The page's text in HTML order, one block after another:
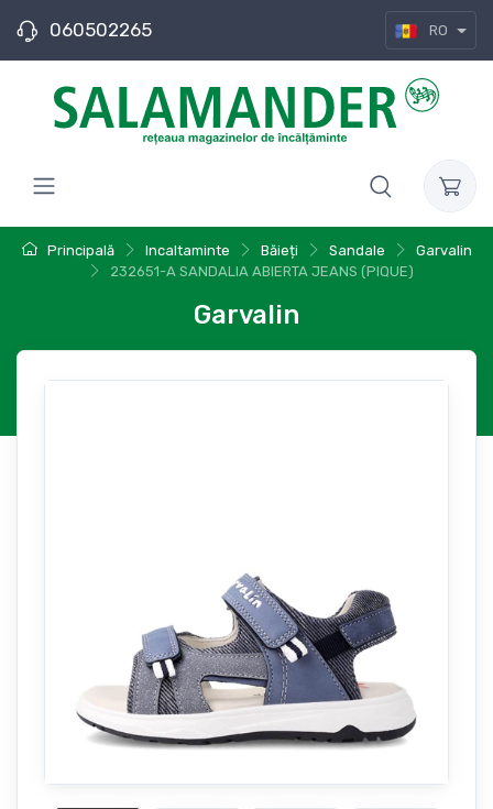
060502265 RO
Principală Incaltaminte Băieți Sandale
Garvalin
232651-A SANDALIA ABIERTA JEANS (PIQUE)
Garvalin